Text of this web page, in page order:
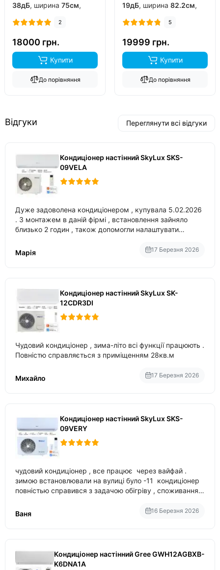
38дБ, ширина 75см,
китай, інвертор
2
18000 грн.
Купити
До порівняння
19дБ, ширина 82.2см,
китай, інвертор
5
19999 грн.
Купити
До порівняння
Відгуки Переглянути всі відгуки
Кондиціонер настінний SkyLux SKS-
09VELA
Дуже задоволена кондиціонером , купувала 5.02.2026
. З монтажем в даній фірмі , встановлення зайняло
близько 2 годин , також допомогли налаштувати
Марія
17 Березня 2026
Кондиціонер настінний SkyLux SK-
12CDR3DI
Чудовий кондиціонер , зима-літо всі функції працюють .
Повністю справляється з приміщенням 28кв.м
Михайло 17 Березня 2026
Кондиціонер настінний SkyLux SKS-
09VERY
чудовий кондиціонер , все працює через вайфай .
зимою встановлювали на вулиці було -11 кондиціонер
повністью справився з задачою обігріву , споживання
температури
Ваня 16 Березня 2026
Кондиціонер настінний Gree GWH12AGBXB-
K6DNA1A